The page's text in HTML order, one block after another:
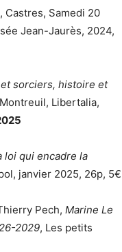
Castres, Samedi 20
Jean-Jaurès, 2024,
sorciers, histoire et
Libertalia,
loi qui encadre la
janvier 2025, 26p, 5€
Pech, Marine Le
2029, Les petits